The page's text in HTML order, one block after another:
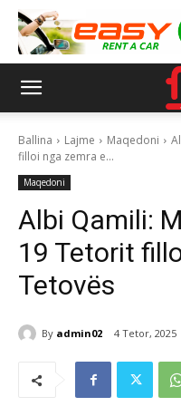
Ballina Lajme Maqedoni
filloi nga zemra e...
Maqedoni
Albi Qamili:
19 Tetorit
Tetovës
By admin02 4 Tetor, 2025